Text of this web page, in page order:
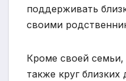
поддерживать
своими
Кроме своей
также круг близких